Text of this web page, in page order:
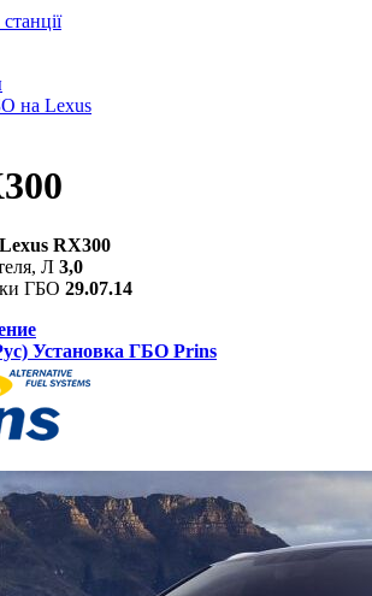
на Lexus
Lexus RX300
Л 3,0
ГБО 29.07.14
Установка ГБО Prins